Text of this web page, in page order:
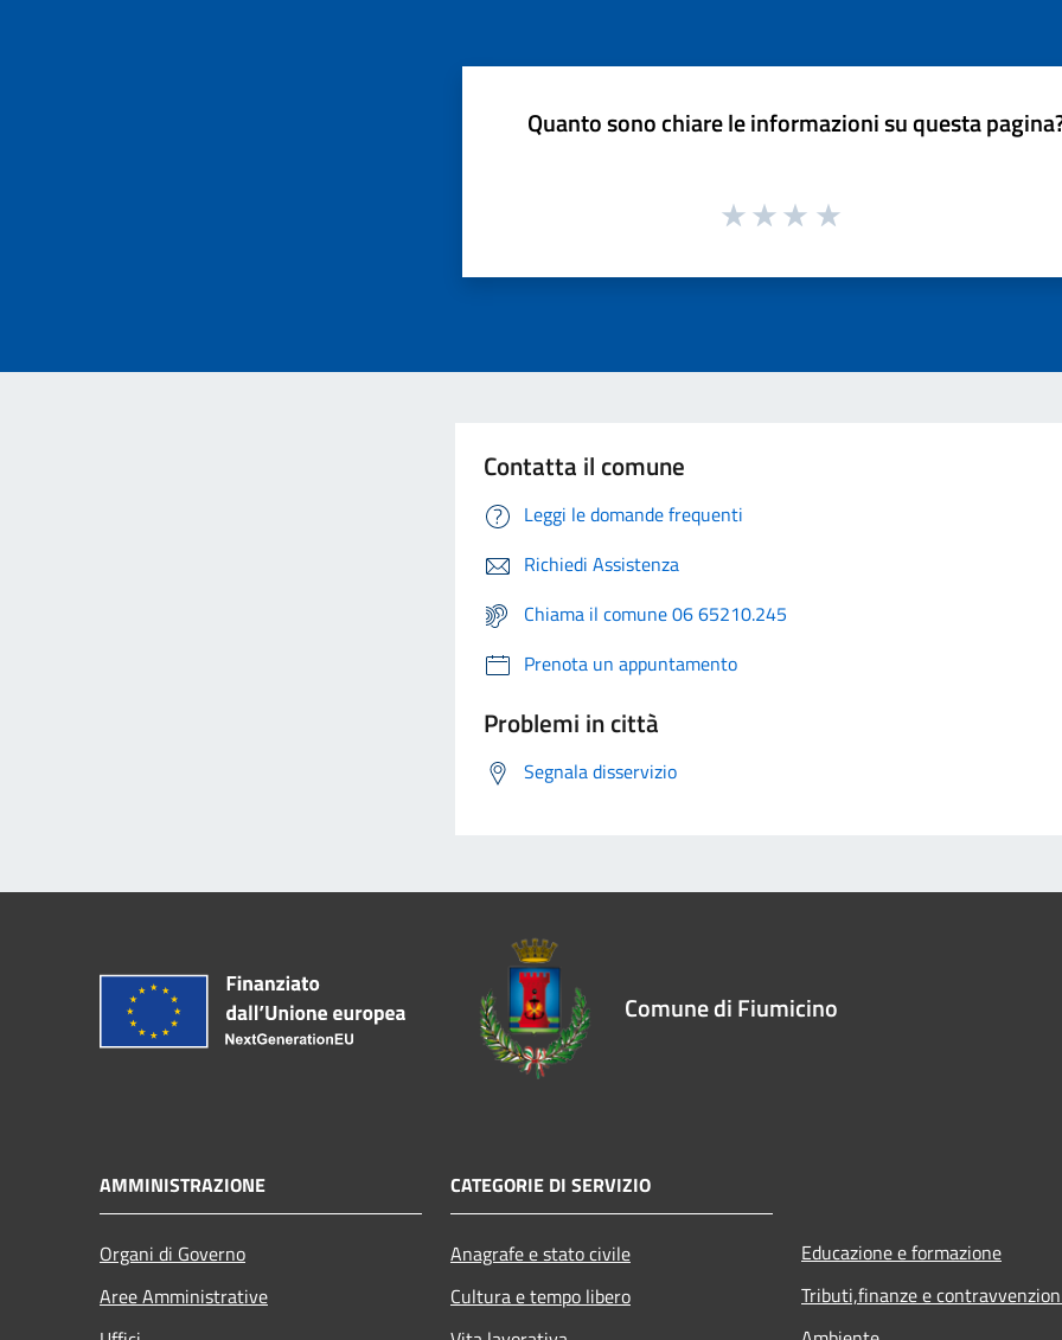
Quanto sono chiare le informazioni su questa
Contatta il comune
Leggi le domande frequenti
Richiedi Assistenza
Chiama il comune 06 65210.245
Prenota un appuntamento
Problemi in città
Segnala disservizio
Comune di Fiumicino
AMMINISTRAZIONE
Organi di Governo
Aree Amministrative
CATEGORIE DI SERVIZIO
Anagrafe e stato civile
Cultura e tempo libero
Educazione e formazione
Tributi,finanze e